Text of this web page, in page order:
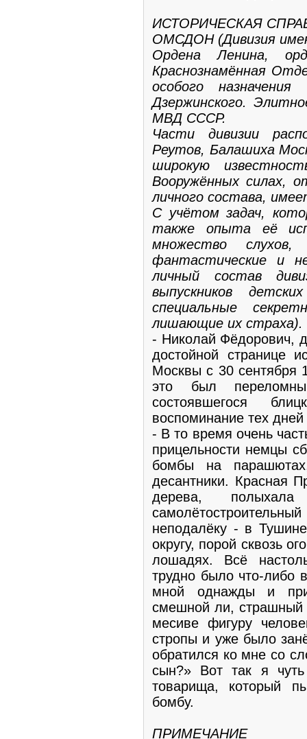
ИСТОРИЧЕСКАЯ
ОМСДОН (Дивизия
Ордена Ленина,
Краснознамённая
особого
Дзержинского.
МВД СССР.
Части дивизии
Реутов, Балашиха
широкую
Вооружённых силах,
личного состава,
С учётом задач,
также опыта её
множество
фантастические и
личный состав
выпускников
специальные
лишающие их страха).
- Николай Фёдорович,
достойной странице
Москвы с 30 сентября
это был
состоявшегося
воспоминание тех
- В то время очень
прицельности немцы
бомбы на
десантники. Красная
дерева,
неподалёку - в
округу, порой сквозь
лошадях. Всё
трудно было что-либо
мной однажды и
смешной ли, страшный
месиве фигуру
стропы и уже было
обратился ко мне со
сын?» Вот так я
товарища, который
бомбу.
ПРИМЕЧАНИЕ